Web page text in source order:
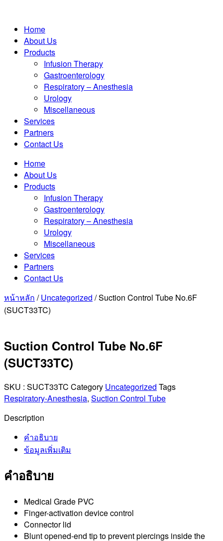
Home
About Us
Products
Infusion Therapy
Gastroenterology
Respiratory – Anesthesia
Urology
Miscellaneous
Services
Partners
Contact Us
Home
About Us
Products
Infusion Therapy
Gastroenterology
Respiratory – Anesthesia
Urology
Miscellaneous
Services
Partners
Contact Us
หน้าหลัก /Uncategorized / Suction Control Tube No.6F
(SUCT33TC)
Suction Control Tube No.6F
(SUCT33TC)
SKU : SUCT33TC Category Uncategorized Tags
Respiratory-Anesthesia, Suction Control Tube
Description
คำอธิบาย
ข้อมูลเพิ่มเติม
คำอธิบาย
Medical Grade PVC
Finger-activation device control
Connector lid
Blunt opened-end tip to prevent piercings inside the